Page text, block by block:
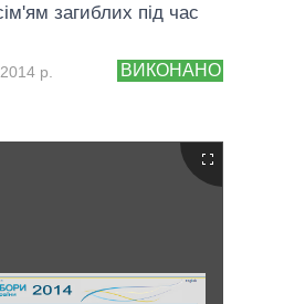
загиблих під час
ВИКОНАНО
р.